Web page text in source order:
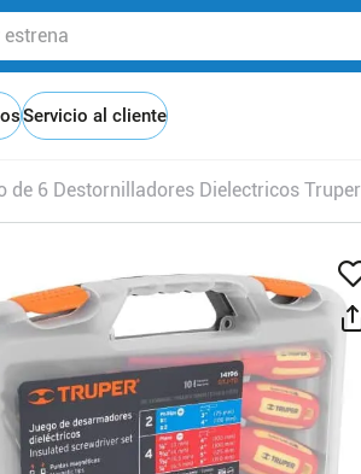
Servicio al cliente
de 6 Destornilladores Dielectricos Truper